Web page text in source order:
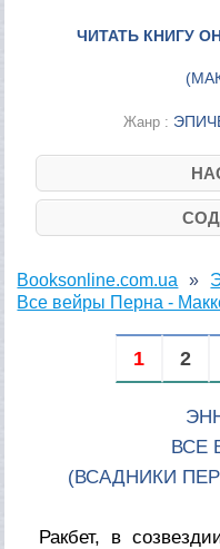
ЧИТАТЬ КНИГУ
(
Жанр :
Booksonline.com.ua
Все вейры Перна -
1 2
ВСЕ
(ВСАДНИКИ
Ракбет, в